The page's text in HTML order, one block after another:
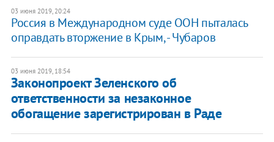
03 июня 2019, 20:24
Россия в Международном суде ООН пыталась
оправдать вторжение в Крым, - Чубаров
03 июня 2019, 18:54
Законопроект Зеленского об
ответственности за незаконное
обогащение зарегистрирован в Раде